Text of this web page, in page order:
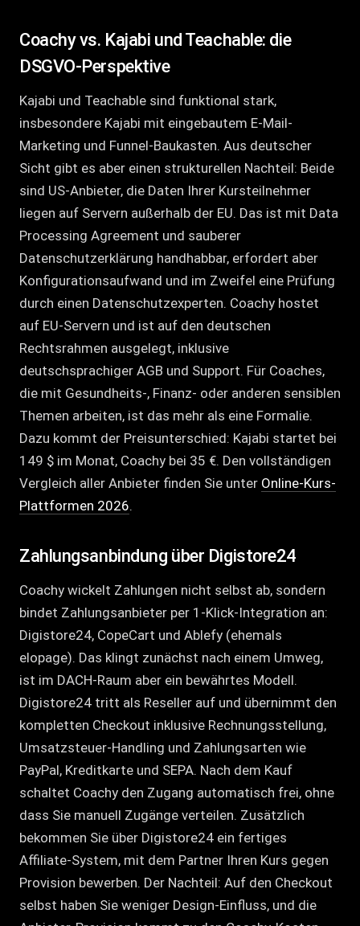
Coachy vs. Kajabi und Teachable: die
DSGVO-Perspektive
Kajabi und Teachable sind funktional stark,
insbesondere Kajabi mit eingebautem E-Mail-
Marketing und Funnel-Baukasten. Aus deutscher
Sicht gibt es aber einen strukturellen Nachteil: Beide
sind US-Anbieter, die Daten Ihrer Kursteilnehmer
liegen auf Servern außerhalb der EU. Das ist mit Data
Processing Agreement und sauberer
Datenschutzerklärung handhabbar, erfordert aber
Konfigurationsaufwand und im Zweifel eine Prüfung
durch einen Datenschutzexperten. Coachy hostet
auf EU-Servern und ist auf den deutschen
Rechtsrahmen ausgelegt, inklusive
deutschsprachiger AGB und Support. Für Coaches,
die mit Gesundheits-, Finanz- oder anderen sensiblen
Themen arbeiten, ist das mehr als eine Formalie.
Dazu kommt der Preisunterschied: Kajabi startet bei
149 $ im Monat, Coachy bei 35 €. Den vollständigen
Vergleich aller Anbieter finden Sie unter Online-Kurs-
Plattformen 2026.
Zahlungsanbindung über Digistore24
Coachy wickelt Zahlungen nicht selbst ab, sondern
bindet Zahlungsanbieter per 1-Klick-Integration an:
Digistore24, CopeCart und Ablefy (ehemals
elopage). Das klingt zunächst nach einem Umweg,
ist im DACH-Raum aber ein bewährtes Modell.
Digistore24 tritt als Reseller auf und übernimmt den
kompletten Checkout inklusive Rechnungsstellung,
Umsatzsteuer-Handling und Zahlungsarten wie
PayPal, Kreditkarte und SEPA. Nach dem Kauf
schaltet Coachy den Zugang automatisch frei, ohne
dass Sie manuell Zugänge verteilen. Zusätzlich
bekommen Sie über Digistore24 ein fertiges
Affiliate-System, mit dem Partner Ihren Kurs gegen
Provision bewerben. Der Nachteil: Auf den Checkout
selbst haben Sie weniger Design-Einfluss, und die